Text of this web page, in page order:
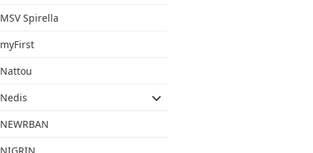
MSV Spirella
myFirst
Nattou
Nedis
NEWRBAN